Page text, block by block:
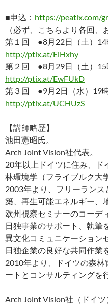
■申込： https://peatix.com/
（必ず、こちらより各回、
第１回 ●8月22日（土）14
http://ptix.at/EiHxhy
第２回 ●8月29日（土）15
http://ptix.at/EwFUkD
第３回 ●9月2日（水）19
http://ptix.at/UCHUzS
【講師略歴】
池田憲昭氏。
Arch Joint Vision社代表。
20年以上ドイツに住み、ド
林環境学（フライブルク大
2003年より、フリーラン
築、再生可能エネルギー、
欧州視察セミナーのコーデ
日独事業のサポート、執筆
異文化コミュニケーション
日独企業の良好な共同作業
2010年より、ドイツの森
ートとコンサルティングを
Arch Joint Vision社（ドイ